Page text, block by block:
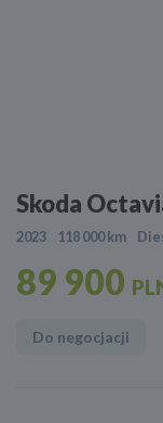
Skoda
2023 118 000 km
89 900
Do negocjacji